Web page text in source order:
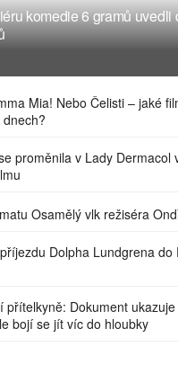
komedie 6 gramů uvedli
Mia! Nebo Čelisti – jaké
proměnila v Lady Dermacol
Osamělý vlk režiséra
Dolpha Lundgrena do
přítelkyně: Dokument ukazuje
bojí se jít víc do hloubky